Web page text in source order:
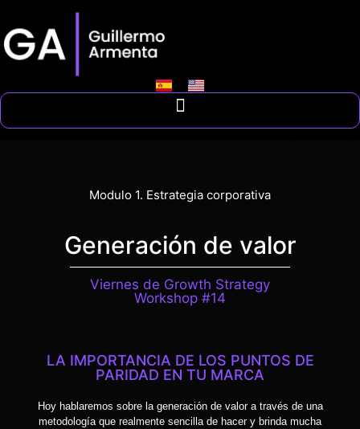
Modulo 1. Estrategia corporativa
Generación de valor
Viernes de Growth Strategy
Workshop #14
LA IMPORTANCIA DE LOS PUNTOS DE
PARIDAD EN TU MARCA
Hoy hablaremos sobre la generación de valor a través de una
metodología que realmente sencilla de hacer y brinda mucha